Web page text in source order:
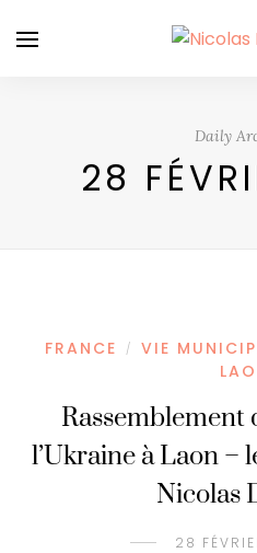
Daily
28
FRANCE /
VIE
Rassemblement
l’Ukraine à Laon –
Nicolas
28